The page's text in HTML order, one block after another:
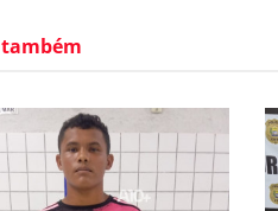
também